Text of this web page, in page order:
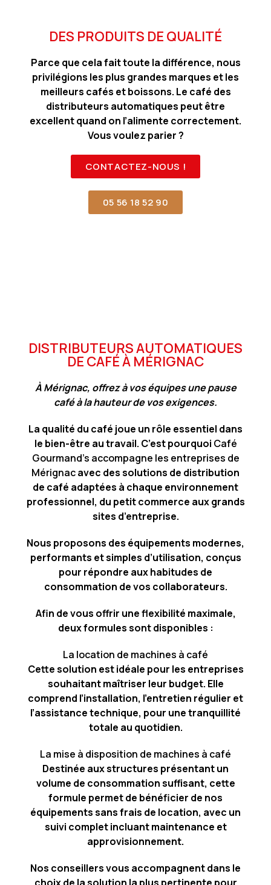
DES PRODUITS DE QUALITÉ
Parce que cela fait toute la différence, nous
privilégions les plus grandes marques et les
meilleurs cafés et boissons. Le café des
distributeurs automatiques peut être
excellent quand on l’alimente correctement.
Vous voulez parier ?
CONTACTEZ-NOUS !
05 56 18 52 90
DISTRIBUTEURS AUTOMATIQUES
DE CAFÉ À MÉRIGNAC
À Mérignac, offrez à vos équipes une pause
café à la hauteur de vos exigences.
La qualité du café joue un rôle essentiel dans
le bien-être au travail. C’est pourquoi Café
Gourmand’s accompagne les entreprises de
Mérignacavec des solutions de distribution
de café adaptées à chaque environnement
professionnel, du petit commerce aux grands
sites d’entreprise.
Nous proposons des équipements modernes,
performants et simples d’utilisation, conçus
pour répondre aux habitudes de
consommation de vos collaborateurs.
Afin de vous offrir une flexibilité maximale,
deux formules sont disponibles :
La location de machines à café
Cette solution est idéale pour les entreprises
souhaitant maîtriser leur budget. Elle
comprend l’installation, l’entretien régulier et
l’assistance technique, pour une tranquillité
totale au quotidien.
La mise à disposition de machines à café
Destinée aux structures présentant un
volume de consommation suffisant, cette
formule permet de bénéficier de nos
équipements sans frais de location, avec un
suivi complet incluant maintenance et
approvisionnement.
Nos conseillers vous accompagnent dans le